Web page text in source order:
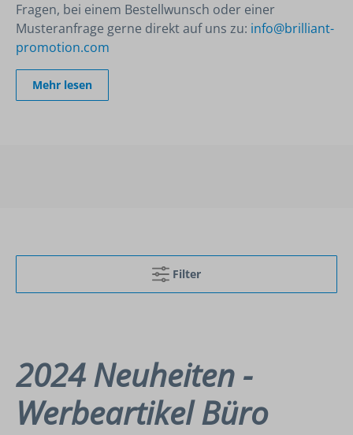
Fragen, bei einem Bestellwunsch oder einer
Musteranfrage gerne direkt auf uns zu: info@brilliant-
promotion.com
Mehr lesen
Filter
2024 Neuheiten -
Werbeartikel Büro